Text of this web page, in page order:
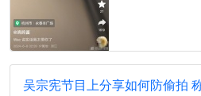
吴宗宪节目上分享如何防偷拍